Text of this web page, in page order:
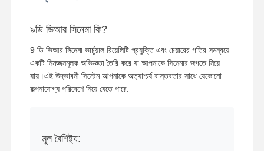
কারখানা ভ্রমণ মান নিয়ন্ত্রণ
যোগাযোগ করুন
৯ডি ভিআর সিনেমা কি?
9 ডি ভিআর সিনেমা ভার্চুয়াল রিয়েলিটি প্রযুক্তি এবং চেয়ারের গতির সমন্বয়ে
একটি নিমজ্জনমূলক অভিজ্ঞতা তৈরি করে যা আপনাকে সিনেমার জগতে নিয়ে
যায়।এই উদ্ভাবনী সিস্টেম আপনাকে অত্যাশ্চর্য বাস্তবতার সাথে যেকোনো
কল্পনাযোগ্য পরিবেশে নিয়ে যেতে পারে.
মূল বৈশিষ্ট্য: